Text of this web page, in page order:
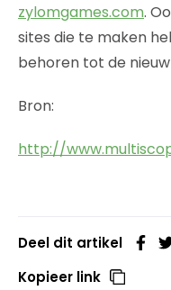
zylomgames.com.
sites die te maken
behoren tot de
Bron:
http://
Deel dit artikel
Kopieer link